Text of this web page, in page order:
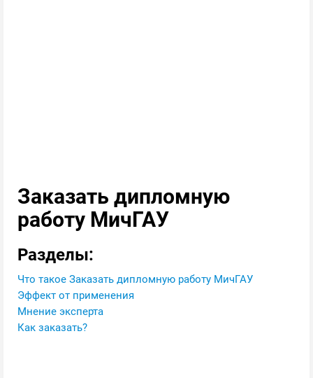
Заказать дипломную
работу МичГАУ
Разделы:
Что такое Заказать дипломную работу МичГАУ
Эффект от применения
Мнение эксперта
Как заказать?